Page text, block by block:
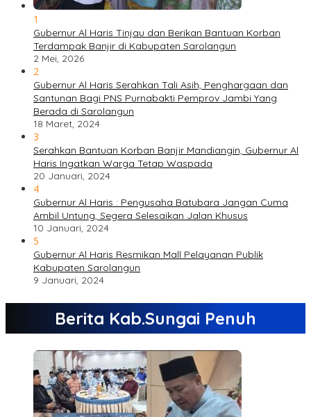
1
Gubernur Al Haris Tinjau dan Berikan Bantuan Korban
Terdampak Banjir di Kabupaten Sarolangun
2 Mei, 2026
2
Gubernur Al Haris Serahkan Tali Asih, Penghargaan dan
Santunan Bagi PNS Purnabakti Pemprov Jambi Yang
Berada di Sarolangun
18 Maret, 2024
3
Serahkan Bantuan Korban Banjir Mandiangin, Gubernur Al
Haris Ingatkan Warga Tetap Waspada
20 Januari, 2024
4
Gubernur Al Haris : Pengusaha Batubara Jangan Cuma
Ambil Untung, Segera Selesaikan Jalan Khusus
10 Januari, 2024
5
Gubernur Al Haris Resmikan Mall Pelayanan Publik
Kabupaten Sarolangun
9 Januari, 2024
Berita Kab.Sungai Penuh